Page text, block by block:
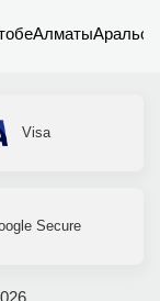
АлматыАральск
Visa
Secure